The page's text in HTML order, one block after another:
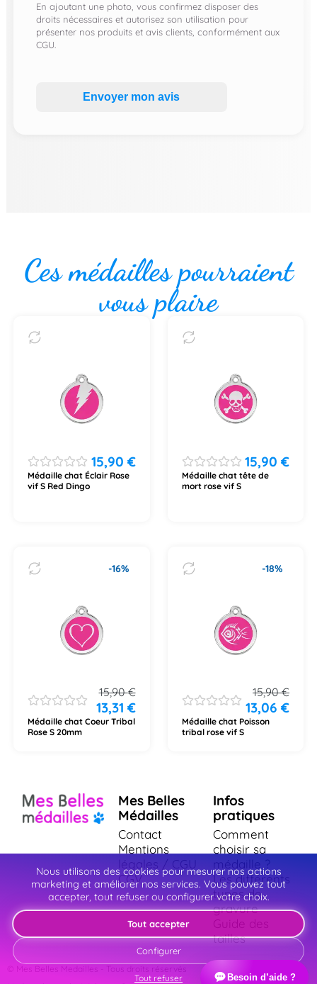
En ajoutant une photo, vous confirmez disposer des
droits nécessaires et autorisez son utilisation pour
présenter nos produits et avis clients, conformément aux
CGU.
Envoyer mon avis
Ces médailles pourraient
vous plaire
15,90 €
Médaille chat Éclair Rose
vif S Red Dingo
15,90€
Médaille chat tête de
mort rose vif S
-16%
15,90€
13,31 €
Médaille chat Coeur Tribal
Rose S 20mm
-18%
15,90€
13,06€
Médaille chat Poisson
tribal rose vif S
Mes Belles
Médailles
Contact
Mentions
légales / CGU
CGV
Infos
pratiques
Comment
choisir sa
médaille ?
Les différents
types de
gravure
Guide des
tailles
© Mes Belles Medailles - Tous droits réservés
Besoin d’aide ?
Nous utilisons des cookies pour mesurer nos actions
marketing et améliorer nos services. Vous pouvez tout
accepter, tout refuser ou configurer votre choix.
Tout accepter
Configurer
Tout refuser